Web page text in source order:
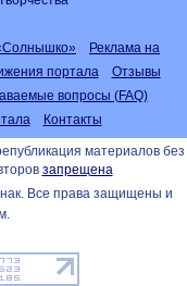
Реклама на
портала
Отзывы
вопросы (FAQ)
Контакты
материалов без
запрещена
Все права защищены и